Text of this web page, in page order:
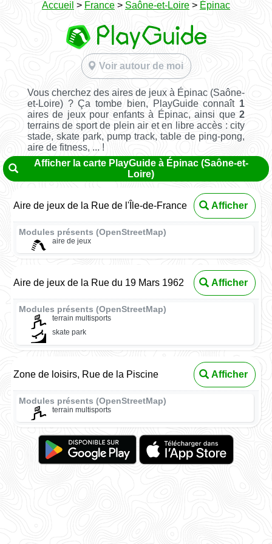
Accueil > France > Saône-et-Loire > Épinac
Voir autour de moi
Vous cherchez des aires de jeux à Épinac (Saône-
et-Loire) ? Ça tombe bien, PlayGuide connaît 1
aires de jeux pour enfants à Épinac, ainsi que2
terrains de sport de plein air et en libre accès : city
stade, skate park, pump track, table de ping-pong,
aire de fitness, ... !
Afficher la carte PlayGuide à Épinac (Saône-et-
Loire)
Aire de jeux de la Rue de l'Île-de-France Afficher
Modules présents (OpenStreetMap)
aire de jeux
Aire de jeux de la Rue du 19 Mars 1962 Afficher
Modules présents (OpenStreetMap)
terrain multisports
skate park
Zone de loisirs, Rue de la Piscine Afficher
Modules présents (OpenStreetMap)
terrain multisports